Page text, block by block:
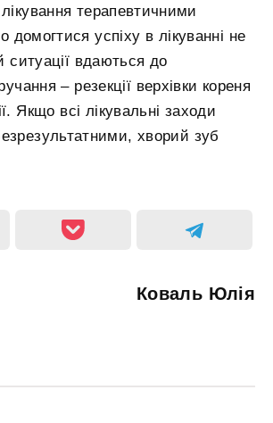
терапевтичними
домогтися успіху в лікуванні не
ситуації вдаються до
– резекції верхівки кореня
Якщо всі лікувальні заходи
хворий зуб
Коваль Юлія